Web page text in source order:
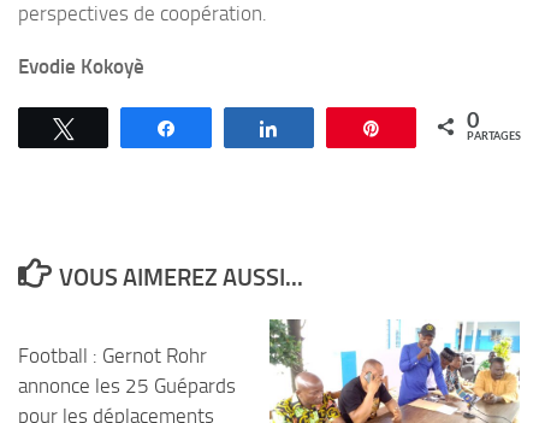
perspectives de coopération.
Evodie Kokoyè
Épingle 0
PARTAGES
VOUS AIMEREZ AUSSI...
Football : Gernot Rohr
annonce les 25 Guépards
pour les déplacements